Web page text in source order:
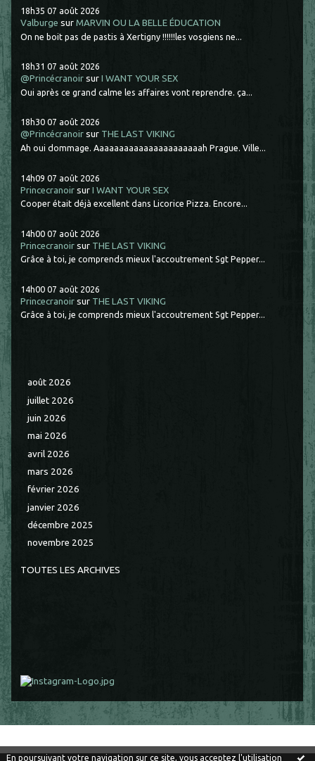
En poursuivant votre navigation sur ce site, vous acceptez l'utilisation
18h35 07 août 2026
Valburge surMARVIN OU LA BELLE ÉDUCATION
On ne boit pas de pastis à Xertigny !!!!!!les vosgiens ne...
18h31 07 août 2026
@Princécranoir surI WANT YOUR SEX
Oui après ce grand calme les affaires vont reprendre. ça...
18h30 07 août 2026
@Princécranoir sur THE LAST VIKING
Ah oui dommage. Aaaaaaaaaaaaaaaaaaaaaah Prague. Ville...
14h09 07 août 2026
Princecranoir surI WANT YOUR SEX
Cooper était déjà excellent dans Licorice Pizza. Encore...
14h00 07 août 2026
Princecranoir sur THE LAST VIKING
Grâce à toi, je comprends mieux l'accoutrement Sgt Pepper...
14h00 07 août 2026
Princecranoir sur THE LAST VIKING
Grâce à toi, je comprends mieux l'accoutrement Sgt Pepper...
août 2026
juillet 2026
juin 2026
mai 2026
avril 2026
mars 2026
février 2026
janvier 2026
décembre 2025
novembre 2025
TOUTES LES ARCHIVES